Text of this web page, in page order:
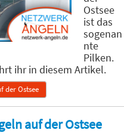
Ostsee
ist das
sogenan
nte
Pilken.
ihr in diesem Artikel.
der Ostsee
auf der Ostsee